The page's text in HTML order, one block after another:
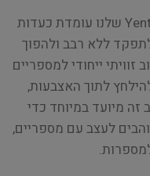
כל מספריים בקולקציית ה-Yento Tanto שלנו עומדת כעדות
ללא רבב ולהפוך
ייחודי למספריים
לתוך האצבעות,
זה מיועד במיוחד כדי
לעצב עם מספריים,